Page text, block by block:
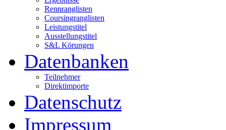
Rennranglisten
Coursingranglisten
Leistungstitel
Ausstellungstitel
S&L Körungen
Datenbanken
Teilnehmer
Direktimporte
Datenschutz
Impressum